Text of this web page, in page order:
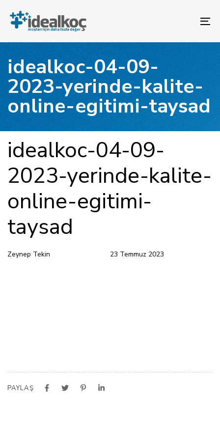
atla
gezinme
bölümüne
geç
İçeriğe
atlaidealkoc-04-09-
2023-yerinde-kalite-
online-egitimi-taysad
idealkoc-04-09-
2023-yerinde-kalite-
online-egitimi-
taysad
Zeynep Tekin 23 Temmuz 2023
PAYLAŞ